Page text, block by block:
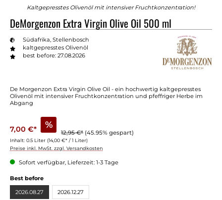
Kaltgepresstes Olivenöl mit intensiver Fruchtkonzentration!
DeMorgenzon Extra Virgin Olive Oil 500 ml
Südafrika, Stellenbosch
kaltgepresstes Olivenöl
best before: 27.08.2026
De Morgenzon Extra Virgin Olive Oil - ein hochwertig kaltgepresstes
Olivenöl mit intensiver Fruchtkonzentration und pfeffriger Herbe im
Abgang
7,00 €* %
12,95 €* (45.95% gespart)
Inhalt: 0.5 Liter (14,00 €* / 1 Liter)
Preise inkl. MwSt. zzgl. Versandkosten
Sofort verfügbar, Lieferzeit: 1-3 Tage
Best beforeauswählen
2026.08.27 2026.12.27